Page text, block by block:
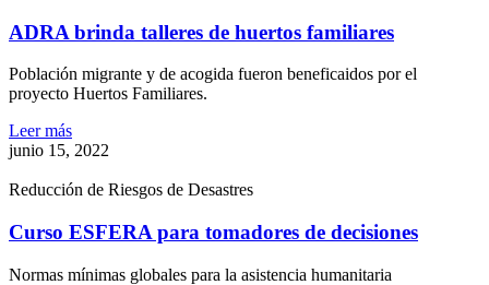
ADRA brinda talleres de huertos familiares
Población migrante y de acogida fueron beneficaidos por el
proyecto Huertos Familiares.
Leer más
junio 15, 2022
Reducción de Riesgos de Desastres
Curso ESFERA para tomadores de decisiones
Normas mínimas globales para la asistencia humanitaria